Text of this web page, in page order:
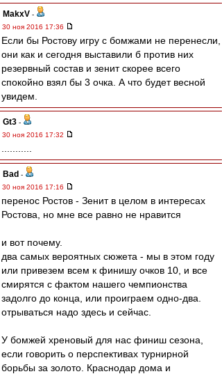
MakxV -
30 ноя 2016 17:36
Если бы Ростову игру с бомжами не перенесли,
они как и сегодня выставили б против них
резервный состав и зенит скорее всего
спокойно взял бы 3 очка. А что будет весной
увидем.
Gt3 -
30 ноя 2016 17:32
Bad -
30 ноя 2016 17:16
перенос Ростов - Зенит в целом в интересах
Ростова, но мне все равно не нравится
и вот почему.
два самых вероятных сюжета - мы в этом году
или привезем всем к финишу очков 10, и все
смирятся с фактом нашего чемпионства
задолго до конца, или проиграем одно-два.
отрываться надо здесь и сейчас.
У бомжей хреновый для нас финиш сезона,
если говорить о перспективах турнирной
борьбы за золото. Краснодар дома и